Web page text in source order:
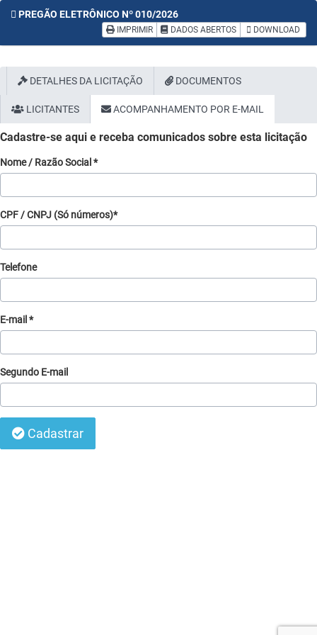
PREGÃO ELETRÔNICO Nº 010/2026
IMPRIMIR DADOS ABERTOS DOWNLOAD
DETALHES DA LICITAÇÃO DOCUMENTOS
LICITANTES ACOMPANHAMENTO POR E-MAIL
Cadastre-se aqui e receba comunicados sobre esta licitação
Nome / Razão Social *
CPF / CNPJ (Só números)*
Telefone
E-mail *
Segundo E-mail
Cadastrar